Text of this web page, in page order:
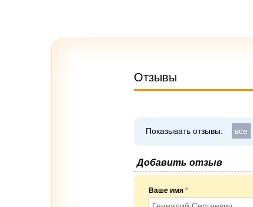
Отзывы
Показывать отзывы: все
Добавить отзыв
Ваше имя *